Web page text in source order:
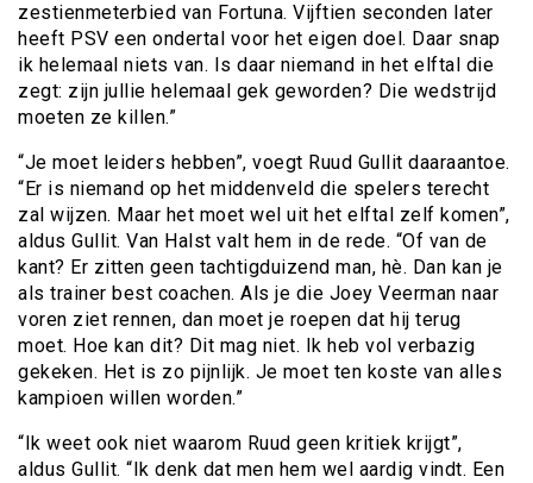
zestienmeterbied van Fortuna. Vijftien seconden later
heeft PSV een ondertal voor het eigen doel. Daar snap
ik helemaal niets van. Is daar niemand in het elftal die
zegt: zijn jullie helemaal gek geworden? Die wedstrijd
moeten ze killen.”
“Je moet leiders hebben”, voegt Ruud Gullit daaraantoe.
“Er is niemand op het middenveld die spelers terecht
zal wijzen. Maar het moet wel uit het elftal zelf komen”,
aldus Gullit. Van Halst valt hem in de rede. “Of van de
kant? Er zitten geen tachtigduizend man, hè. Dan kan je
als trainer best coachen. Als je die Joey Veerman naar
voren ziet rennen, dan moet je roepen dat hij terug
moet. Hoe kan dit? Dit mag niet. Ik heb vol verbazig
gekeken. Het is zo pijnlijk. Je moet ten koste van alles
kampioen willen worden.”
“Ik weet ook niet waarom Ruud geen kritiek krijgt”,
aldus Gullit. “Ik denk dat men hem wel aardig vindt. Een